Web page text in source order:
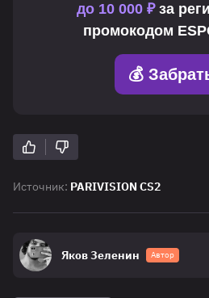
до 10 000 ₽за
промокодом
💰
Источник: PARIVISION CS2
Яков Зеленин Автор